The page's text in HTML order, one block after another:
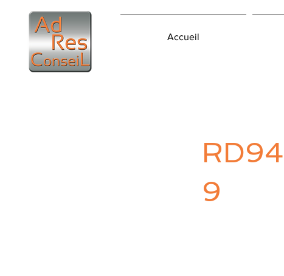
Accueil
RD94
9